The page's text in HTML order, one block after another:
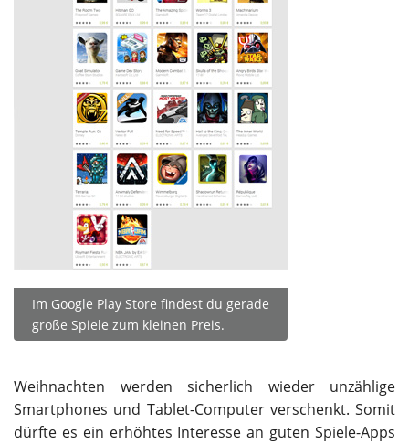
Im Google Play Store findest du gerade
große Spiele zum kleinen Preis.
Weihnachten werden sicherlich wieder unzählige
Smartphones und Tablet-Computer verschenkt. Somit
dürfte es ein erhöhtes Interesse an guten Spiele-Apps